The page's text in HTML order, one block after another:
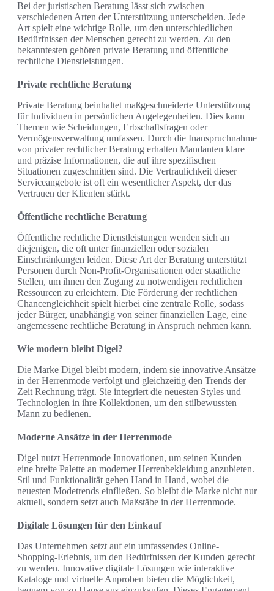
Bei der juristischen Beratung lässt sich zwischen
verschiedenen Arten der Unterstützung unterscheiden. Jede
Art spielt eine wichtige Rolle, um den unterschiedlichen
Bedürfnissen der Menschen gerecht zu werden. Zu den
bekanntesten gehören private Beratung und öffentliche
rechtliche Dienstleistungen.
Private rechtliche Beratung
Private Beratung beinhaltet maßgeschneiderte Unterstützung
für Individuen in persönlichen Angelegenheiten. Dies kann
Themen wie Scheidungen, Erbschaftsfragen oder
Vermögensverwaltung umfassen. Durch die Inanspruchnahme
von privater rechtlicher Beratung erhalten Mandanten klare
und präzise Informationen, die auf ihre spezifischen
Situationen zugeschnitten sind. Die Vertraulichkeit dieser
Serviceangebote ist oft ein wesentlicher Aspekt, der das
Vertrauen der Klienten stärkt.
Öffentliche rechtliche Beratung
Öffentliche rechtliche Dienstleistungen wenden sich an
diejenigen, die oft unter finanziellen oder sozialen
Einschränkungen leiden. Diese Art der Beratung unterstützt
Personen durch Non-Profit-Organisationen oder staatliche
Stellen, um ihnen den Zugang zu notwendigen rechtlichen
Ressourcen zu erleichtern. Die Förderung der rechtlichen
Chancengleichheit spielt hierbei eine zentrale Rolle, sodass
jeder Bürger, unabhängig von seiner finanziellen Lage, eine
angemessene rechtliche Beratung in Anspruch nehmen kann.
Wie modern bleibt Digel?
Die Marke Digel bleibt modern, indem sie innovative Ansätze
in der Herrenmode verfolgt und gleichzeitig den Trends der
Zeit Rechnung trägt. Sie integriert die neuesten Styles und
Technologien in ihre Kollektionen, um den stilbewussten
Mann zu bedienen.
Moderne Ansätze in der Herrenmode
Digel nutzt Herrenmode Innovationen, um seinen Kunden
eine breite Palette an moderner Herrenbekleidung anzubieten.
Stil und Funktionalität gehen Hand in Hand, wobei die
neuesten Modetrends einfließen. So bleibt die Marke nicht nur
aktuell, sondern setzt auch Maßstäbe in der Herrenmode.
Digitale Lösungen für den Einkauf
Das Unternehmen setzt auf ein umfassendes Online-
Shopping-Erlebnis, um den Bedürfnissen der Kunden gerecht
zu werden. Innovative digitale Lösungen wie interaktive
Kataloge und virtuelle Anproben bieten die Möglichkeit,